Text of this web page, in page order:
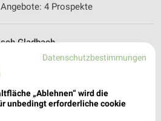
4 Prospekte
Gladbach
Gladbach
- 19:00 Uhr |
Geöffnet
4 Prospekte
Datenschutzbestimmungen
„Ablehnen“ wird die
unbedingt erforderliche cookie